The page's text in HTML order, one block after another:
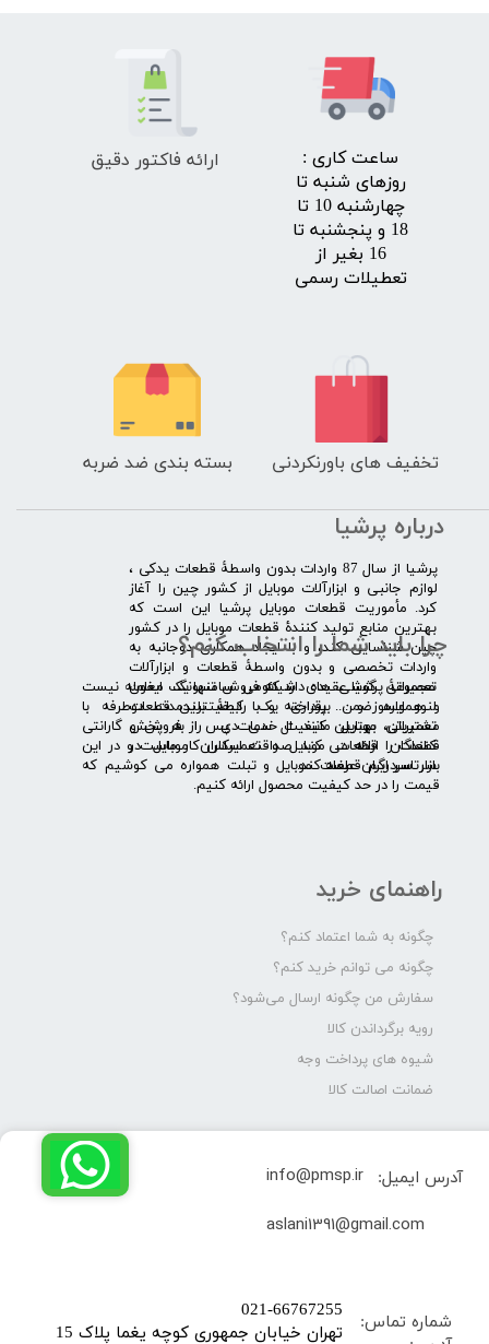
​ساعت کاری :
روزهای شنبه تا
چهارشنبه 10 تا
18 و پنجشنبه تا
16 بغیر از
تعطیلات رسمی
تخفیف های باورنکردنی بسته بندی ضد ضربه
ارائه فاکتور دقیق
درباره پرشیا
​پرشیا از سال 87 واردات بدون واسطۀ قطعات یدکی ،
لوازم جانبی و ابزارآلات موبایل از کشور چین را آغاز
کرد. مأموریت قطعات موبایل پرشیا این است که
بهترین منابع تولید کنندۀ قطعات موبایل را در کشور
چین شناسایی کند، و با ایجاد همکاری دوجانبه به
واردات تخصصی و بدون واسطۀ قطعات و ابزارآلات
تعمیراتی گوشی های شیائومی سامسونگ ایفون
لنوو ایسوز و .... پرداخته و با کیفیت­ترین قطعات
تعمیراتی موبایل مانند ال سی دی را به پخش
کنندگان قطعات موبایل و تعمیرکاران موبایل در
سرتاسر ایران عرضه کند.
راهنمای خرید
چگونه به شما اعتماد کنم؟
چگونه می توانم خرید کنم؟
سفارش من چگونه ارسال می‌شود؟
رویه برگرداندن کالا
شیوه های پرداخت وجه
ضمانت اصالت کالا
چرا باید شما را انتخاب کنم؟
​​ ​مجموعۀ پرشیا عقیده دارد که فروش تنها یک معامله نیست
و همواره ضمن برقراری یک رابطۀ بلندمدت دوطرفه با
مشتریان، بهترین کیفیت خدمات پس از فروش و گارانتی
قطعات را ارائه می­ کند. صداقت اساس کار ماست و در این
بازار سردرگم قطعات موبایل و تبلت همواره می کوشیم که
قیمت را در حد کیفیت محصول ارائه کنیم.
شماره تماس:
​021-66767255
تهران خیابان جمهوری کوچه یغما پلاک 15
آدرس ایمیل:
info@pmsp.ir
​aslani1391@gmail.com